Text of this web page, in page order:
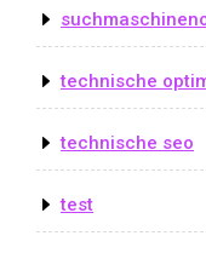
technische
technische seo
test